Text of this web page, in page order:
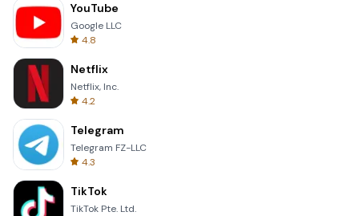
YouTube
Google LLC
4.8
Netflix
Netflix, Inc.
4.2
Telegram
Telegram FZ-LLC
4.3
TikTok
TikTok Pte. Ltd.